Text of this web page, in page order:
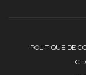
POLITIQUE DE